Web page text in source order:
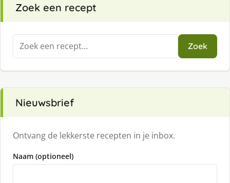
Zoek een recept
Zoeken
naar:
Zoek
Nieuwsbrief
Ontvang de lekkerste recepten in je inbox.
Naam (optioneel)